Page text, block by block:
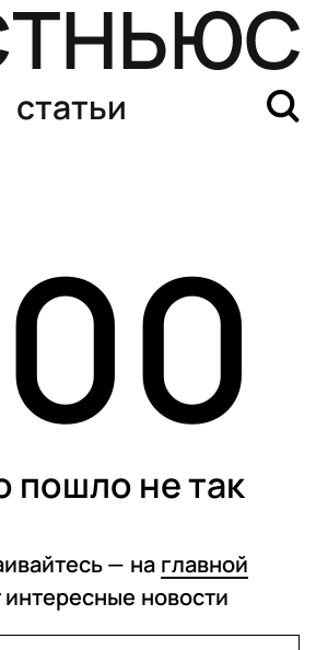
статьи
пошло не так
— на главной
интересные новости